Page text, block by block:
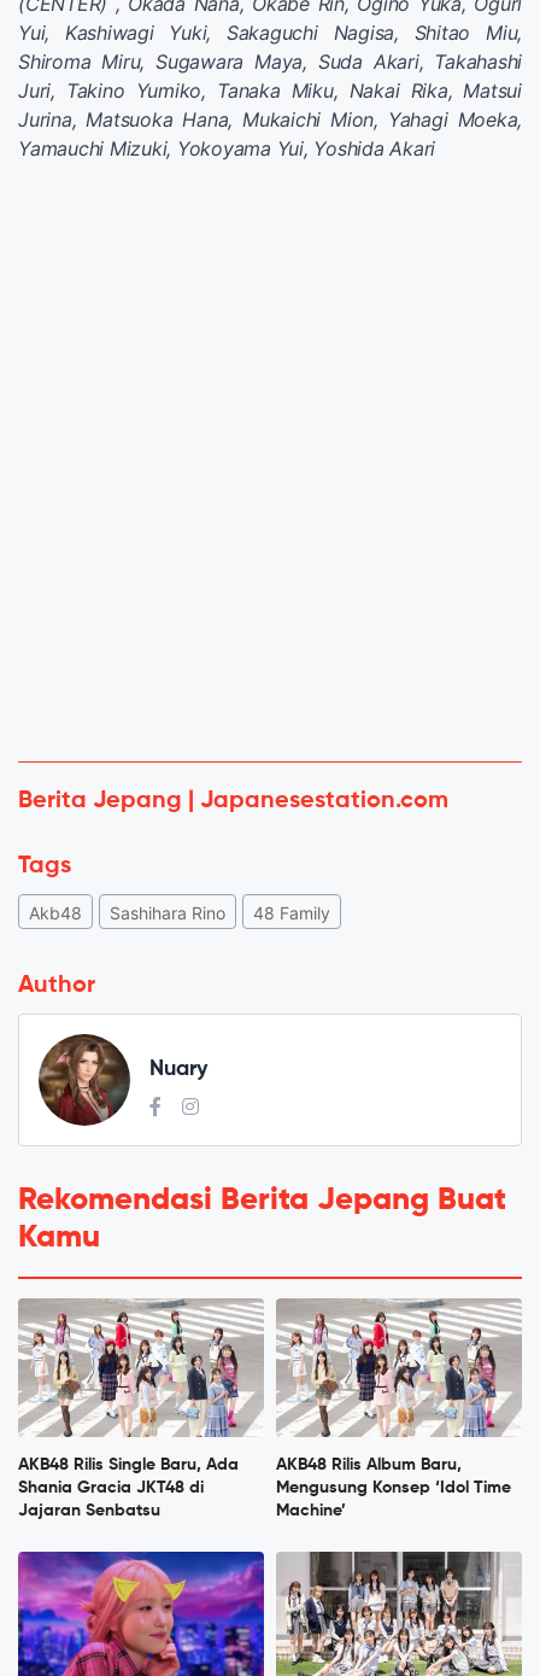
Yui, Kashiwagi Yuki, Sakaguchi Nagisa, Shitao Miu,
Shiroma Miru, Sugawara Maya, Suda Akari, Takahashi
Juri, Takino Yumiko, Tanaka Miku, Nakai Rika, Matsui
Jurina, Matsuoka Hana, Mukaichi Mion, Yahagi Moeka,
Yamauchi Mizuki, Yokoyama Yui, Yoshida Akari
Berita Jepang | Japanesestation.com
Tags
Akb48 Sashihara Rino 48 Family
Author
Nuary
Rekomendasi Berita Jepang Buat
Kamu
AKB48 Rilis Single Baru, Ada
Shania Gracia JKT48 di
Jajaran Senbatsu
AKB48 Rilis Album Baru,
Mengusung Konsep ‘Idol Time
Machine’